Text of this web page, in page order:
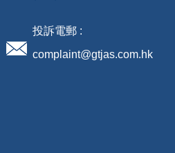
投訴電郵 :
complaint@gtjas.com.hk